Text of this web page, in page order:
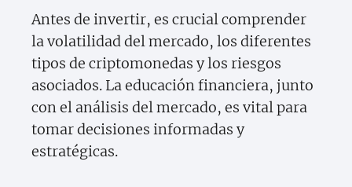
Antes de invertir, es crucial comprender
la volatilidad del mercado, los diferentes
tipos de criptomonedas y los riesgos
asociados. La educación financiera, junto
con el análisis del mercado, es vital para
tomar decisiones informadas y
estratégicas.